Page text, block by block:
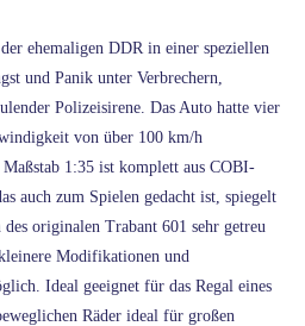
ehemaligen DDR in einer speziellen
und Panik unter Verbrechern,
Polizeisirene. Das Auto hatte vier
von über 100 km/h
1:35 ist komplett aus COBI-
auch zum Spielen gedacht ist, spiegelt
originalen Trabant 601 sehr getreu
Modifikationen und
Ideal geeignet für das Regal eines
Räder ideal für großen